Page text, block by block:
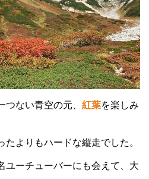
つない青空の元、 紅葉を楽しみ
よりもハードな縦走でした。
ユーチューバーにも会えて、大